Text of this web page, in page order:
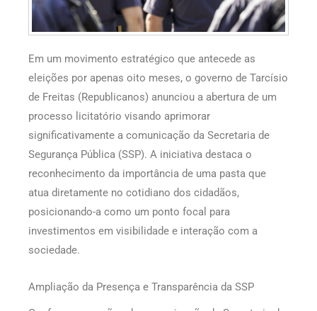
Em um movimento estratégico que antecede as
eleições por apenas oito meses, o governo de Tarcísio
de Freitas (Republicanos) anunciou a abertura de um
processo licitatório visando aprimorar
significativamente a comunicação da Secretaria de
Segurança Pública (SSP). A iniciativa destaca o
reconhecimento da importância de uma pasta que
atua diretamente no cotidiano dos cidadãos,
posicionando-a como um ponto focal para
investimentos em visibilidade e interação com a
sociedade.
Ampliação da Presença e Transparência da SSP